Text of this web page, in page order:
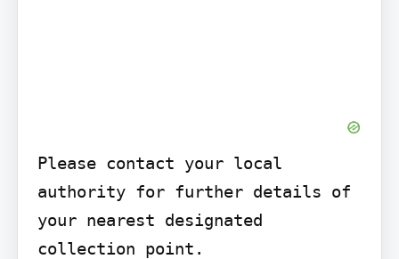
Please contact your local
authority for further details of
your nearest designated
collection point.